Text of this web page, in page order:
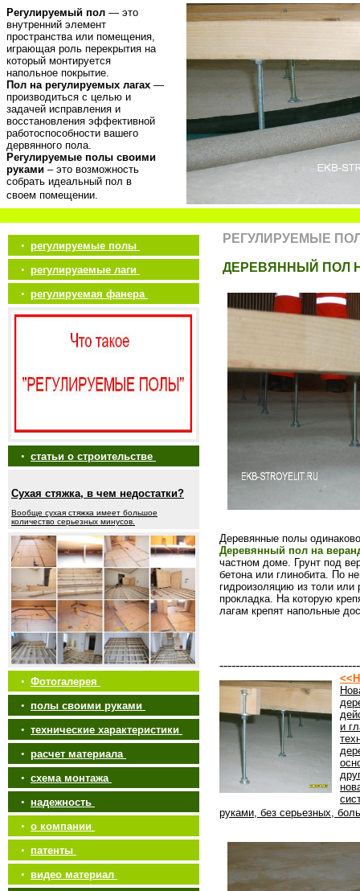
Регулируемый пол — это
внутренний элемент
пространства или помещения,
играющая роль перекрытия на
который монтируется
напольное покрытие.
Пол на регулируемых лагах —
производиться с целью и
задачей исправления и
восстановления эффективной
работоспособности вашего
дервянного пола.
Регулируемые полы своими
руками – это возможность
собрать идеальный пол в
своем помещении.
• регулируемые полы
• регулируаемые лаги
• регулируемая фанера
• статьи о строительстве
Сухая стяжка, в чем недостатки?
Вообще сухая стяжка имеет большое
количество серьезных минусов.
• Фотогалерея
• полы своими руками
• технические характеристики
• расчет материала
• схема монтажа
• надежность
• о компании
• патенты
• видео материал
РЕГУЛИРУЕМЫЕ
ДЕРЕВЯННЫЙ ПОЛ
Деревянные полы
Деревянный пол на
частном доме. Грунт под
бетона или глинобита. По
гидроизоляцию из толи или
прокладка. На которую
лагам крепят напольные
и
руками, без серьезных,